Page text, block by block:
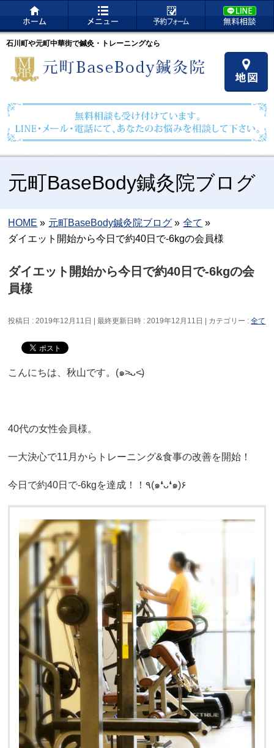
石川町や元町中華街で鍼灸・トレーニングなら
元町BaseBody鍼灸院ブログ
HOME » 元町BaseBody鍼灸院ブログ » 全て »
ダイエット開始から今日で約40日で-6kgの会員様
ダイエット開始から今日で約40日で-6kgの会
員様
投稿日 : 2019年12月11日 最終更新日時 : 2019年12月11日 カテゴリー :全て
こんにちは、秋山です。(๑˃̵ᴗ˂̵)
40代の女性会員様。
一大決心で11月からトレーニング&食事の改善を開始！
今日で約40日で-6kgを達成！！٩(๑❛ᴗ❛๑)۶